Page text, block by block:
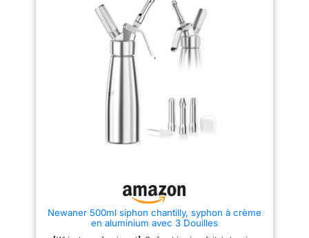
gâteau selon vos préférences et
besoins, nous avons également
une brosse de nettoyage,
pratique pour vous de retirer et
de nettoyer facilement la buse.
Facile à utiliser : la poignée du
pistolet à crème au beurre est
fabriquée à partir d'un ressort
durable, vous pouvez
rapidement presser les moules
fouettée fraîche pendant des
Poignée confortable : la
ressort durable vous permet de
façonner rapidement et
facilement la forme de crème
préparez 500 ml de crème
fraîche fouettée en 30 secondes
seulement. OFFRE DE
REMBOURSEMENT - Si le
distributeur de crème ne répond
pas à tes attentes, nous te
remboursons 100% du prix
DÉRAPAGES - Le joint en
silicone permet une utilisation à
long terme. La tête
antidérapante facilite
Newaner 500ml siphon chantilly, syphon à crème
en aluminium avec 3 Douilles